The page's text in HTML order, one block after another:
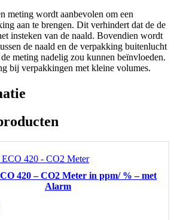
meting wordt aanbevolen om een
aan te brengen. Dit verhindert dat de de
insteken van de naald. Bovendien wordt
de naald en de verpakking buitenlucht
meting nadelig zou kunnen beïnvloeden.
bij verpakkingen met kleine volumes.
420 – CO2 Meter in ppm/ % – met
Alarm